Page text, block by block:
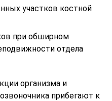
участков костной
при обширном
отдела
организма и
прибегают к